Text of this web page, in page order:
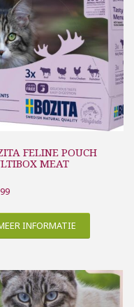
FELINE POUCH
MEAT
INFORMATIE